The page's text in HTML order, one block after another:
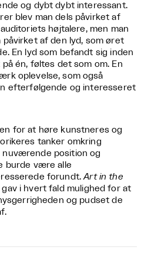
og dybt dybt interessant.
blev man dels påvirket af
højtalere, men man
påvirket af den lyd, som øret
En lyd som befandt sig inden
én, føltes det som om. En
oplevelse, som også
efterfølgende og interesseret
for at høre kunstneres og
tanker omkring
nuværende position og
burde være alle
forundt.Art in the
gav i hvert fald mulighed for at
og pudset de